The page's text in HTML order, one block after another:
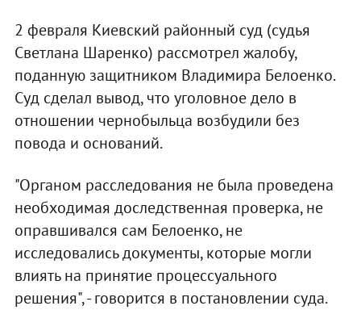
2 февраля Киевский районный суд (судья
Светлана Шаренко) рассмотрел жалобу,
поданную защитником Владимира Белоенко.
Суд сделал вывод, что уголовное дело в
отношении чернобыльца возбудили без
повода и оснований.
"Органом расследования не была проведена
необходимая доследственная проверка, не
оправшивался сам Белоенко, не
исследовались документы, которые могли
влиять на принятие процессуального
решения", - говорится в постановлении суда.